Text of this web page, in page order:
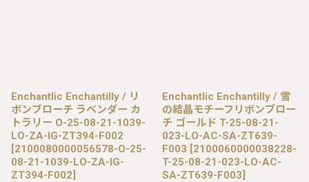
Enchantlic Enchantilly / リ
ボンブローチ ラベンダー カ
トラリー O-25-08-21-1039-
LO-ZA-IG-ZT394-F002
[2100080000056578-O-25-
08-21-1039-LO-ZA-IG-
ZT394-F002]
Enchantlic Enchantilly / 雪
の結晶モチーフリボンブロー
チ ゴールド T-25-08-21-
023-LO-AC-SA-ZT639-
F003 [2100060000038228-
T-25-08-21-023-LO-AC-
SA-ZT639-F003]